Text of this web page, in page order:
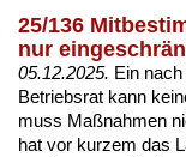
25/136
nur
05.12.2025. Ein
Be­triebs­rat kann
muss Maßnah­men
hat vor kur­zem das